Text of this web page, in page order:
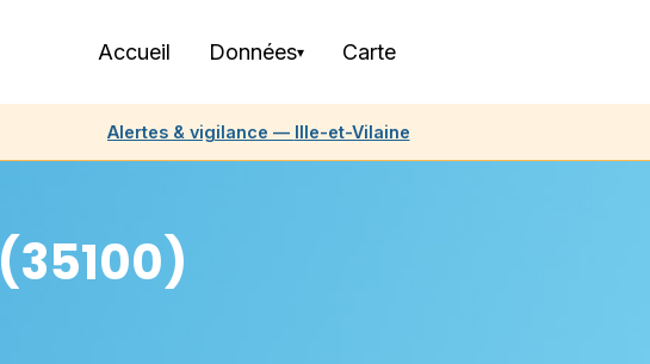
Accueil Données▾ Carte
Alertes & vigilance — Ille-et-Vilaine
(35100)